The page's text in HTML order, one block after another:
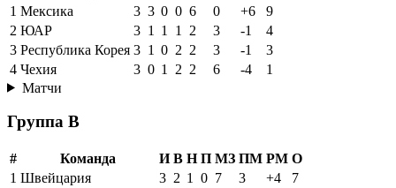
1 Мексика 3 3 0 0 6 0 +6
9
2 ЮАР 3 1 1 1 2 3 -1
4
3 Республика Корея 3 1 0 2 2 3 -1
3
4 Чехия 3 0 1 2 2 6 -4
1
Матчи
Группа B
# Команда И В Н П МЗ ПМ РМ О
1 Швейцария 3 2 1 0 7 3 +4
7